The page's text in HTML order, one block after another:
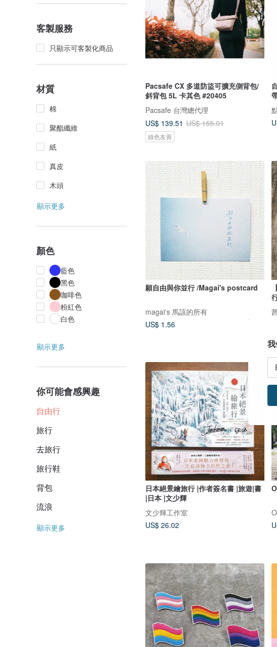
客製服務
只顯示可客製化商品
材質
棉
聚酯纖維
紙
真皮
木頭
顯示更多
顏色
藍色
黑色
咖啡色
粉紅色
白色
顯示更多
你可能會感興趣
自由行
旅行
去旅行
旅行鞋
背包
流浪
顯示更多
Pacsafe CX 多道防盜可擴充側背包/
斜背包 5L 卡其色 #20405
Pacsafe 台灣總代理
US$ 139.51 US$ 155.01
綠色友善
願自由與你並行 /Magai's postcard
magai's 馬該的所有
US$ 1.56
日本絕景繪旅行 |作者簽名書 |旅遊|書
|日本 |文少輝
文少輝工作室
US$ 26.02